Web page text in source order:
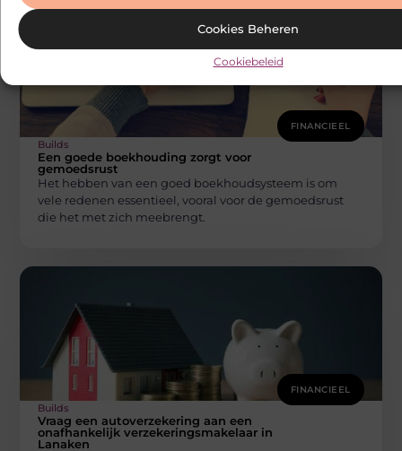
Cookies Beheren
Cookiebeleid
FINANCIEEL
Builds
Een goede boekhouding zorgt voor
gemoedsrust
Het hebben van een goed boekhoudsysteem is om
vele redenen essentieel, vooral voor de gemoedsrust
die het met zich meebrengt.
FINANCIEEL
Builds
Vraag een autoverzekering aan een
onafhankelijk verzekeringsmakelaar in
Lanaken